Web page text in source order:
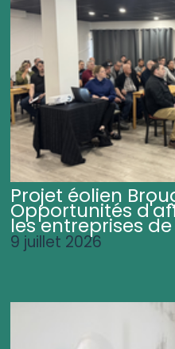
Projet éolien
Opportunités
les entreprises
9 juillet 2026